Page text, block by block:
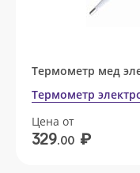
Термометр мед
Термометр
Цена от
329.00 ₽